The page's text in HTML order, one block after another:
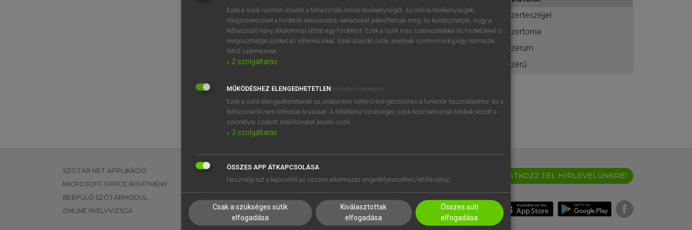
BELÉPÉS
próbaverziójának elindításához
regisztrálok ésbelépek.
REGISZTRÁCIÓ
szerteszéjjel
szertorna
szérum
szérű
SZOTAR.NET APPLIKÁCIÓ
MICROSOFT OFFICE BŐVÍTMÉNY
BEÉPÜLŐ SZÓTÁRMODUL
ONLINE NYELVVIZSGA
EGYÉNI FELHASZNÁLÓKNAK
TANULÓKNAK
VÁLLALATI MEGOLDÁSOK
SÚGÓ
RÓLUNK
SÜTI BEÁLLÍTÁSOK
IRATKOZZ FEL HÍRLEVELÜNKRE!
Ezek a sütik nyomon követik a felhasználó online tevékenységét. Az online tevékenységek
megismerésével a hirdetők relevánsabb reklámokat jeleníthetnek meg, és korlátozhatják, hogy a
felhasználó hány alkalommal láthat egy hirdetést. Ezek a sütik más szervezetekkel és hirdetőkkel is
megoszthatják ezeket az információkat. Ezek állandó sütik, amelyek szinte mindig egy harmadik
féltől származnak.
↓ 2 szolgáltatás
MŰKÖDÉSHEZ ELENGEDHETETLEN (mindig szükséges)
Ezek a sütik elengedhetetlenek az oldalunkon történő böngészéshez,a funkciók használatához, és a
felhasználók nem tilthatják le azokat. A feltétlenül szükséges sütik közé tartoznak többek között a
személyre szabott beállításokat kezelő sütik.
↓ 3 szolgáltatás
ÖSSZES APP ÁTKAPCSOLÁSA
Használja ezt a kapcsolót az összes alkalmazás engedélyezéséhez/letiltásához.
Csak a szükséges sütik
elfogadása
Kiválasztottak
elfogadása
Összes süti
elfogadása